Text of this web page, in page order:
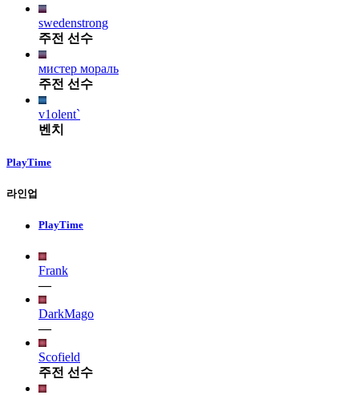
swedenstrong
주전 선수
мистер мораль
주전 선수
v1olent`
벤치
PlayTime
라인업
PlayTime
Frank
—
DarkMago
—
Scofield
주전 선수